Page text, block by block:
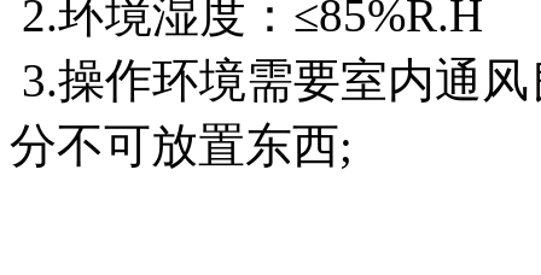
2.环境湿度：≤85%R.H
3.操作环境需要室内通
分不可放置东西;